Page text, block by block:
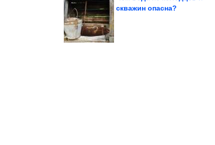
скважин опасна?